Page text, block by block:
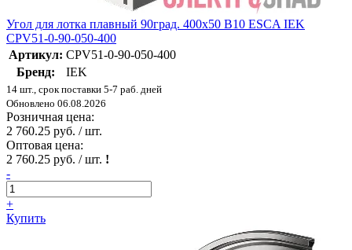
Угол для лотка плавный 90град. 400х50 В10 ESCA IEK
CPV51-0-90-050-400
Артикул: CPV51-0-90-050-400
Бренд:
IEK
14 шт., срок поставки 5-7 раб. дней
Обновлено 06.08.2026
Розничная цена:
2 760.25 руб. / шт.
Оптовая цена:
2 760.25 руб. / шт. !
-
+
Купить